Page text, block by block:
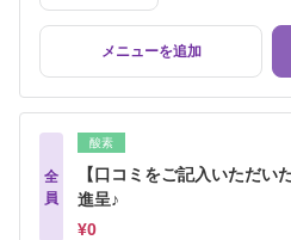
メニューを追加
全
員
酸素
【口コミをご記入いただい
進呈♪
¥0